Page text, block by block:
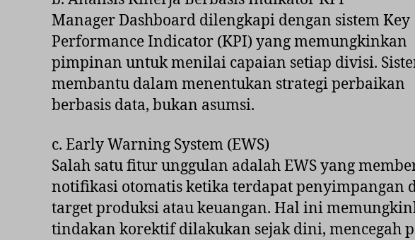
Manager Dashboard dilengkapi dengan sistem Key
Performance Indicator (KPI) yang memungkinkan
pimpinan untuk menilai capaian setiap divisi.
membantu dalam menentukan strategi perbaikan
berbasis data, bukan asumsi.
c. Early Warning System (EWS)
Salah satu fitur unggulan adalah EWS yang
notifikasi otomatis ketika terdapat penyimpangan
target produksi atau keuangan. Hal ini
tindakan korektif dilakukan sejak dini, mencegah